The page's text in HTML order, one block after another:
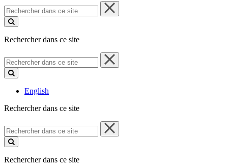
Rechercher
dans
ce
Rechercher dans ce site
Rechercher
dans
ce
English
Rechercher dans ce site
Rechercher
dans
ce
Rechercher dans ce site